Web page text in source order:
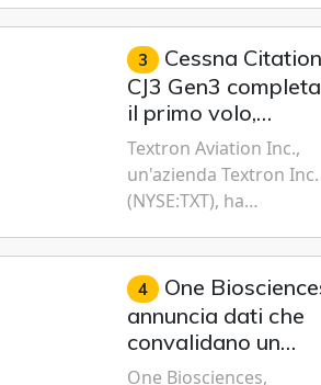
realizzati a livello
globale nelle sfere
sociale, economica
e ambientale
sostenibilità e
dell'emancipazione
femminile, oggi ha
presentato il suo
Rapporto sulla
sostenibilità 2026, una
panora...
3 Cessna Citation
CJ3 Gen3 completa
il primo volo,
avvicinando il jet
leggero di nuova
generazione alla
certificazione
Textron Aviation Inc.,
un'azienda Textron Inc.
(NYSE:TXT), ha
un traguardo
importante
completando il primo
volo del prototipo di
4 One Biosciences
annuncia dati che
convalidano un
nuovo metodo per
One Biosciences,